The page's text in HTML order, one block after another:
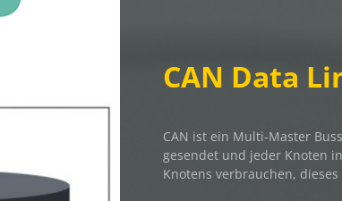
CAN Data
CAN ist ein Multi-Master
gesendet und jeder Knoten
Knotens verbrauchen,